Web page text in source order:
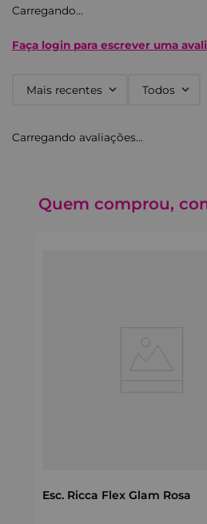
Carregando…
Faça login para escrever uma
Mais recentes Todos
Carregando avaliações…
Quem comprou,
Esc. Ricca Flex Glam Rosa